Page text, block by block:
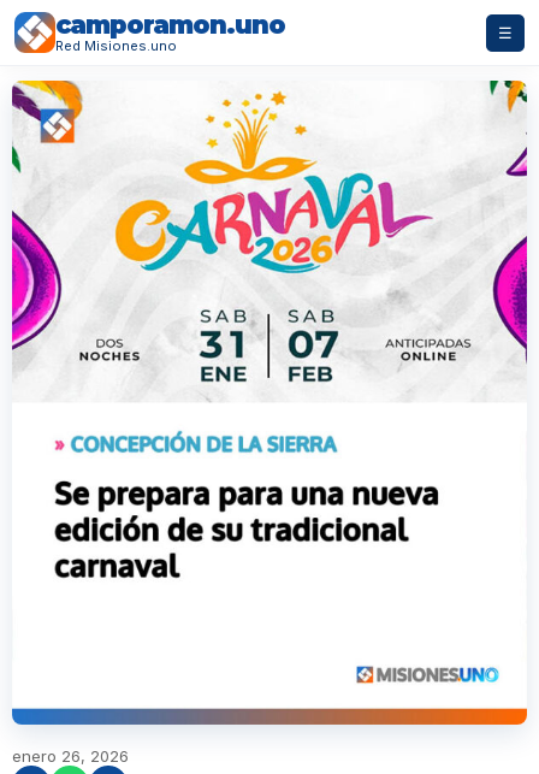
camporamon.uno
Red Misiones.uno
☰
enero 26, 2026